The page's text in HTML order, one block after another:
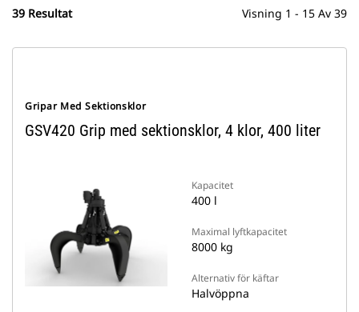
39 Resultat Visning 1 - 15 Av 39
Gripar Med Sektionsklor
GSV420 Grip med sektionsklor, 4 klor, 400 liter
Kapacitet
400 l
Maximal lyftkapacitet
8000 kg
Alternativ för käftar
Halvöppna